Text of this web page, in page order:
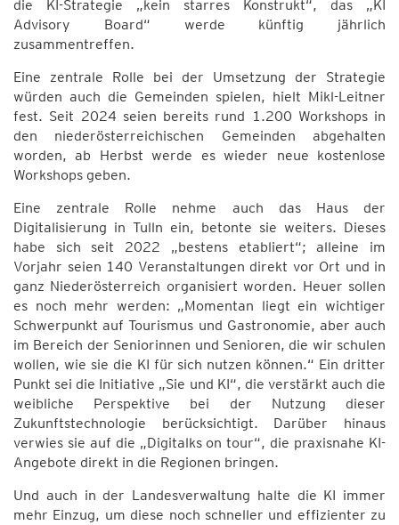
die KI-Strategie „kein starres Konstrukt“, das „KI
Advisory Board“ werde künftig jährlich
zusammentreffen.
Eine zentrale Rolle bei der Umsetzung der Strategie
würden auch die Gemeinden spielen, hielt Mikl-Leitner
fest. Seit 2024 seien bereits rund 1.200 Workshops in
den niederösterreichischen Gemeinden abgehalten
worden, ab Herbst werde es wieder neue kostenlose
Workshops geben.
Eine zentrale Rolle nehme auch das Haus der
Digitalisierung in Tulln ein, betonte sie weiters. Dieses
habe sich seit 2022 „bestens etabliert“; alleine im
Vorjahr seien 140 Veranstaltungen direkt vor Ort und in
ganz Niederösterreich organisiert worden. Heuer sollen
es noch mehr werden: „Momentan liegt ein wichtiger
Schwerpunkt auf Tourismus und Gastronomie, aber auch
im Bereich der Seniorinnen und Senioren, die wir schulen
wollen, wie sie die KI für sich nutzen können.“ Ein dritter
Punkt sei die Initiative „Sie und KI“, die verstärkt auch die
weibliche Perspektive bei der Nutzung dieser
Zukunftstechnologie berücksichtigt. Darüber hinaus
verwies sie auf die „Digitalks on tour“, die praxisnahe KI-
Angebote direkt in die Regionen bringen.
Und auch in der Landesverwaltung halte die KI immer
mehr Einzug, um diese noch schneller und effizienter zu